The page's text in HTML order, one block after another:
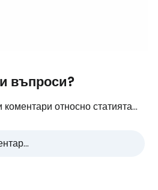
въпроси?
относно статията...